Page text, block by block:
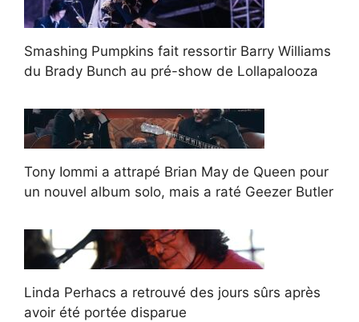
Smashing Pumpkins fait ressortir Barry Williams
du Brady Bunch au pré-show de Lollapalooza
Tony Iommi a attrapé Brian May de Queen pour
un nouvel album solo, mais a raté Geezer Butler
Linda Perhacs a retrouvé des jours sûrs après
avoir été portée disparue